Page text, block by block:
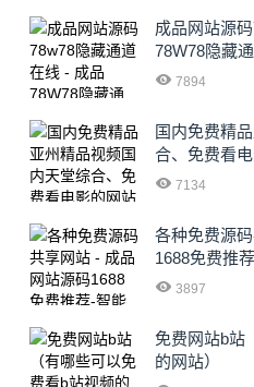
成品网站源
78W78隐藏
注入新动力
7894
国内免费精
合、免费看
7134
各种免费源
1688免费推
3897
免费网站b站
的网站）